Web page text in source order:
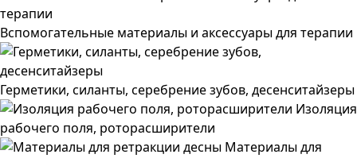
Вспомогательные материалы и аксессуары для терапии
Герметики, силанты, серебрение зубов, десенситайзеры
Изоляция
рабочего поля, роторасширители
Материалы для